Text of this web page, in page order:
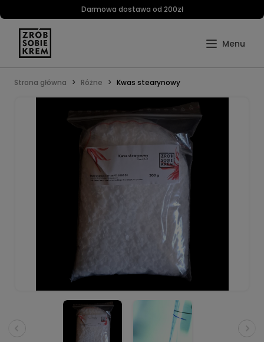
Darmowa dostawa od 200zł
Strona główna Różne Kwas stearynowy